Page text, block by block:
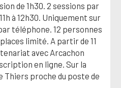
de 1h30. 2 sessions par
à 12h30. Uniquement sur
téléphone. 12 personnes
limité. A partir de 11
avec Arcachon
en ligne. Sur la
Thiers proche du poste de